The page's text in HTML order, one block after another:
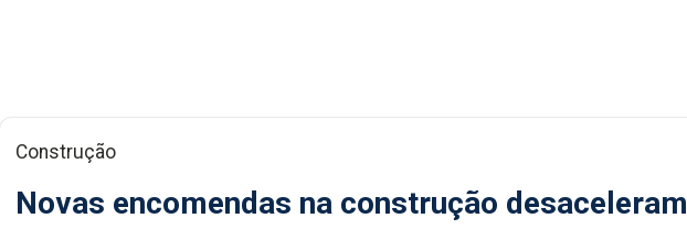
Construção
Novas encomendas na construção desaceleram